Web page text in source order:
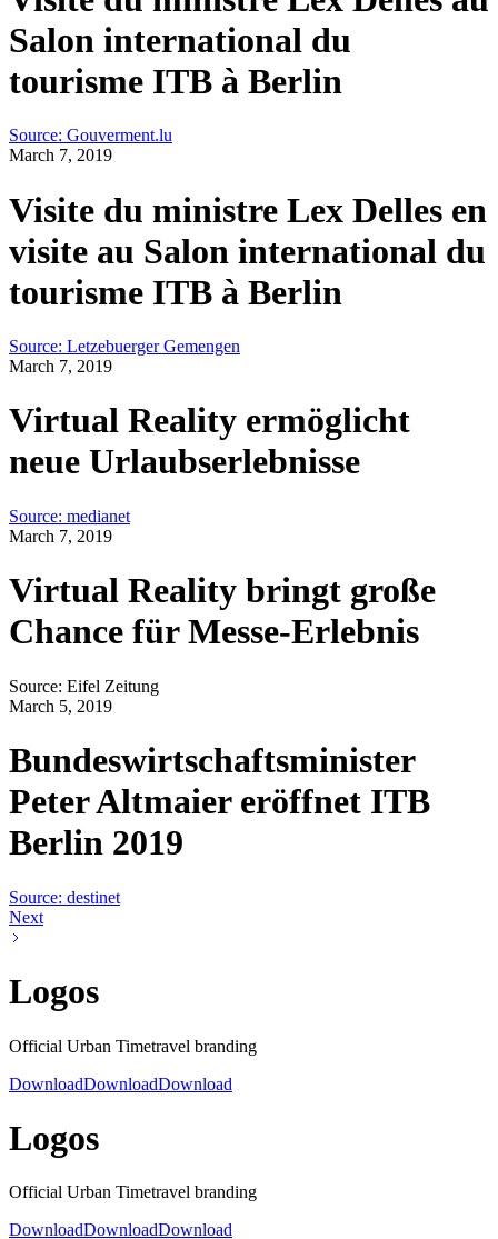
Salon international du
tourisme ITB à Berlin
Source: Gouverment.lu
March 7, 2019
Visite du ministre Lex Delles en
visite au Salon international du
tourisme ITB à Berlin
Source: Letzebuerger Gemengen
March 7, 2019
Virtual Reality ermöglicht
neue Urlaubserlebnisse
Source: medianet
March 7, 2019
Virtual Reality bringt große
Chance für Messe-Erlebnis
Source: Eifel Zeitung
March 5, 2019
Bundeswirtschaftsminister
Peter Altmaier eröffnet ITB
Berlin 2019
Source: destinet
Next
Logos
Official Urban Timetravel branding
DownloadDownloadDownload
Logos
Official Urban Timetravel branding
DownloadDownloadDownload